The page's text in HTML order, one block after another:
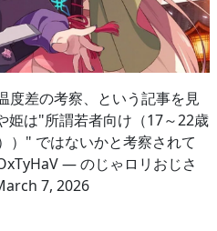
度差の考察、という記事を見
姫は"所謂若者向け（17～22歳
）" ではないかと考察されて
— のじゃロリおじさ
7, 2026